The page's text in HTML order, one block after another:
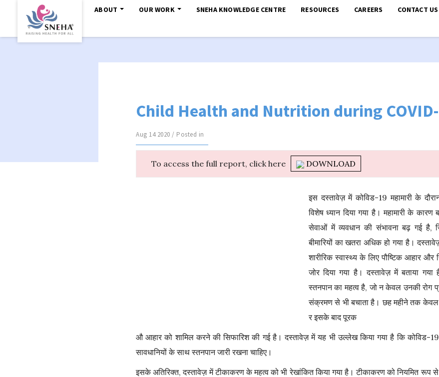
ABOUT OUR WORK SNEHA KNOWLEDGE CENTRE RESOURCES CAREERS CONTACT US
Child Health and Nutrition during
Aug 14 2020 / Posted in
To access the full report, click here DOWNLOAD
इस दस्तावेज़ में कोविड-19 महामारी के
विशेष ध्यान दिया गया है। महामारी के
सेवाओं में व्यवधान की संभावना बढ़ गई
बीमारियों का खतरा अधिक हो गया है।
शारीरिक स्वास्थ्य के लिए पौष्टिक आहार और
जोर दिया गया है। दस्तावेज़ में बताया
स्तनपान का महत्व है, जो न केवल उनकी रोग
संक्रमण से भी बचाता है। छह महीने तक केवल
र इसके बाद पूरक
औ आहार को शामिल करने की सिफारिश की गई है। दस्तावेज़ में यह भी उल्लेख किया गया है कि कोविड-
सावधानियों के साथ स्तनपान जारी रखना चाहिए।
इसके अतिरिक्त, दस्तावेज़ में टीकाकरण के महत्व को भी रेखांकित किया गया है। टीकाकरण को नियमित रूप